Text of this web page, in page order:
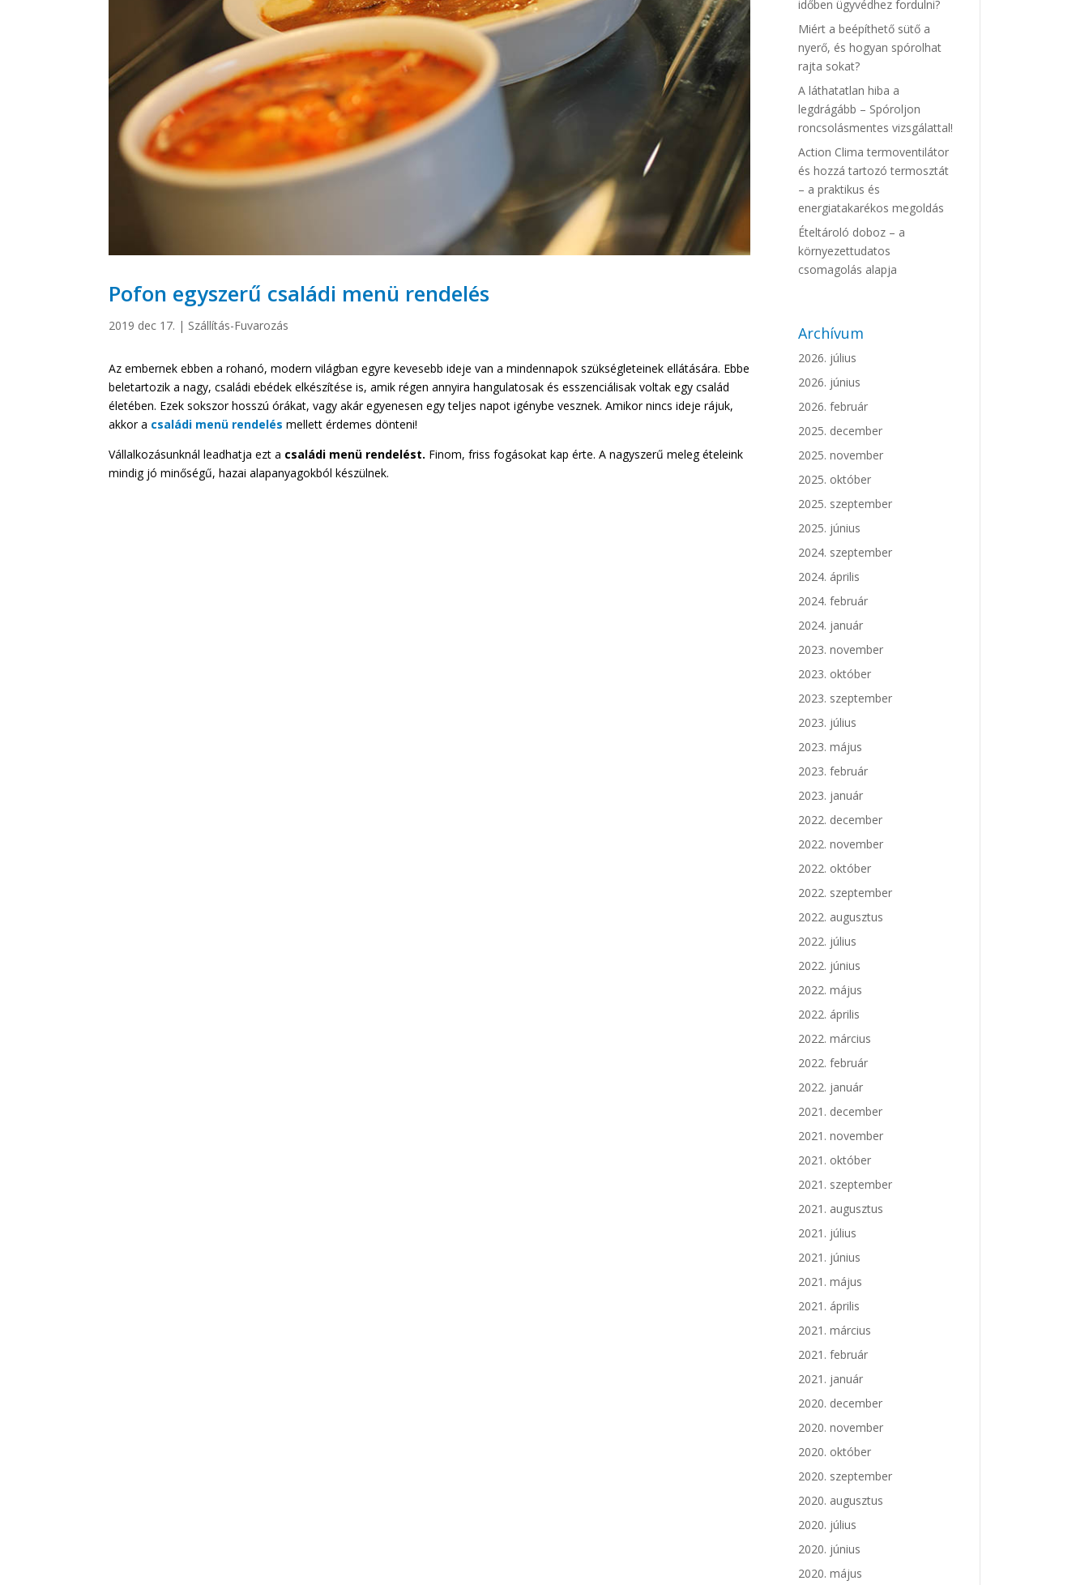
Pofon egyszerű családi menü rendelés
2019 dec 17. | Szállítás-Fuvarozás
Az embernek ebben a rohanó, modern világban egyre kevesebb ideje van a mindennapok szükségleteinek ellátására. Ebbe
beletartozik a nagy, családi ebédek elkészítése is, amik régen annyira hangulatosak és esszenciálisak voltak egy család
életében. Ezek sokszor hosszú órákat, vagy akár egyenesen egy teljes napot igénybe vesznek. Amikor nincs ideje rájuk,
akkor a családi menü rendelés mellett érdemes dönteni!
Vállalkozásunknál leadhatja ezt a családi menü rendelést. Finom, friss fogásokat kap érte. A nagyszerű meleg ételeink
mindig jó minőségű, hazai alapanyagokból készülnek.
időben ügyvédhez fordulni?
Miért a beépíthető sütő a
nyerő, és hogyan spórolhat
rajta sokat?
A láthatatlan hiba a
legdrágább – Spóroljon
roncsolásmentes vizsgálattal!
Action Clima termoventilátor
és hozzá tartozó termosztát
– a praktikus és
energiatakarékos megoldás
Ételtároló doboz – a
környezettudatos
csomagolás alapja
Archívum
2026. július
2026. június
2026. február
2025. december
2025. november
2025. október
2025. szeptember
2025. június
2024. szeptember
2024. április
2024. február
2024. január
2023. november
2023. október
2023. szeptember
2023. július
2023. május
2023. február
2023. január
2022. december
2022. november
2022. október
2022. szeptember
2022. augusztus
2022. július
2022. június
2022. május
2022. április
2022. március
2022. február
2022. január
2021. december
2021. november
2021. október
2021. szeptember
2021. augusztus
2021. július
2021. június
2021. május
2021. április
2021. március
2021. február
2021. január
2020. december
2020. november
2020. október
2020. szeptember
2020. augusztus
2020. július
2020. június
2020. május